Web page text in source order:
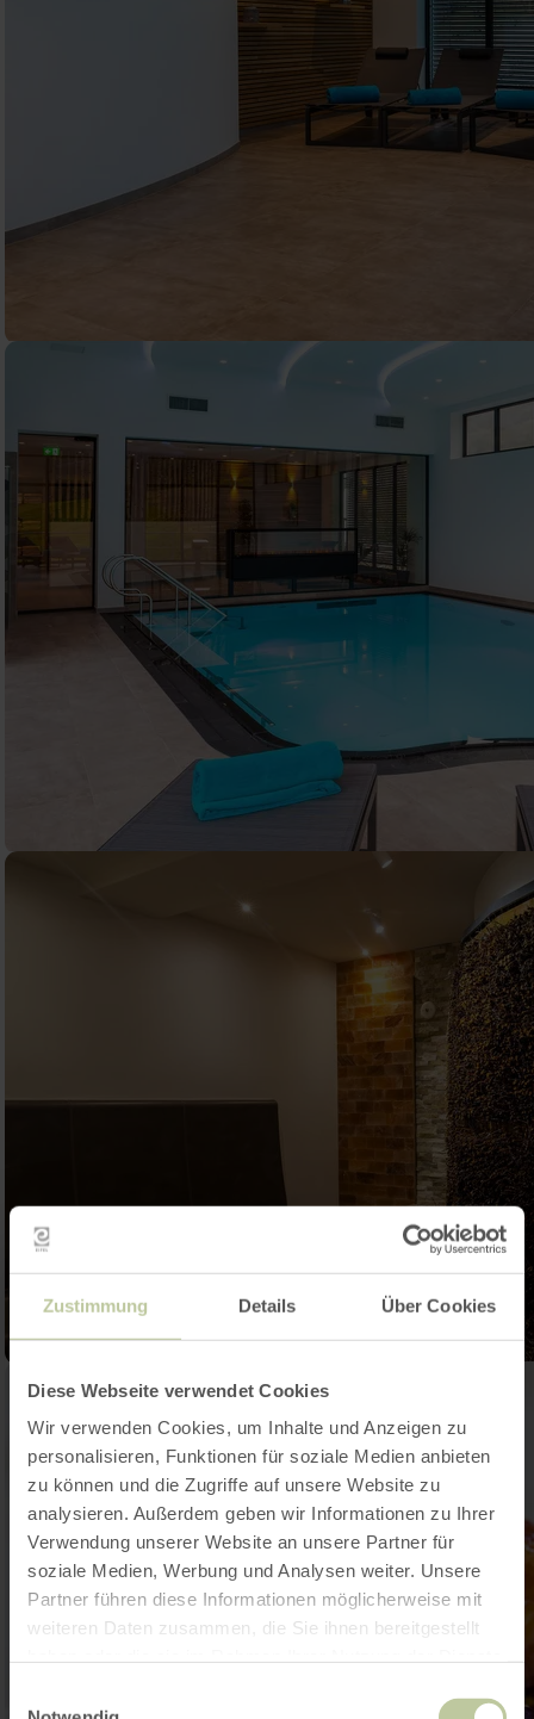
Zustimmung Details Über Cookies
Diese Webseite verwendet Cookies
Wir verwenden Cookies, um Inhalte und Anzeigen zu
personalisieren, Funktionen für soziale Medien anbieten
zu können und die Zugriffe auf unsere Website zu
analysieren. Außerdem geben wir Informationen zu Ihrer
Verwendung unserer Website an unsere Partner für
soziale Medien, Werbung und Analysen weiter. Unsere
Partner führen diese Informationen möglicherweise mit
weiteren Daten zusammen, die Sie ihnen bereitgestellt